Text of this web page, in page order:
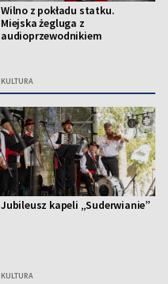
Wilno z pokładu statku.
Miejska żegluga z
audioprzewodnikiem
KULTURA
Jubileusz kapeli „Suderwianie”
KULTURA